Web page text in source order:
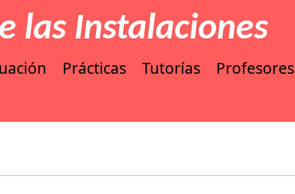
las Instalaciones
Prácticas Tutorías Profesores